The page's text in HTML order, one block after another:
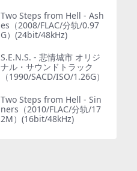
Two Steps from Hell - Ash
es（2008/FLAC/分轨/0.97
G）(24bit/48kHz)
S.E.N.S. - 悲情城市 オリジ
ナル・サウンドトラック
（1990/SACD/ISO/1.26G）
Two Steps from Hell - Sin
ners（2010/FLAC/分轨/17
2M）(16bit/48kHz)